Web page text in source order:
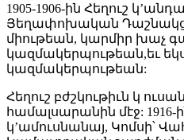
1905-1906-ին Հեղուշ
Յեղափոխական
միութեան, կարմիր խաչ
կազմակերպութեան,եւ
կազմակերպութեան:
Հեղուշ բժշկութիւն կ
համալսարանին մէջ: 1916-
կ’ամուսնանայ, Կոմսի՝